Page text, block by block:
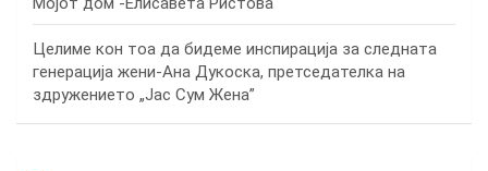
Целиме кон тоа да бидеме инспирација за следната
генерација жени-Ана Дукоска, претседателка на
здружението „Јас Сум Жена”